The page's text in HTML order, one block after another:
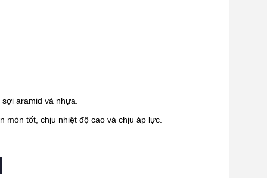
aramid và nhựa.
mòn tốt, chịu nhiệt độ cao và chịu áp lực.